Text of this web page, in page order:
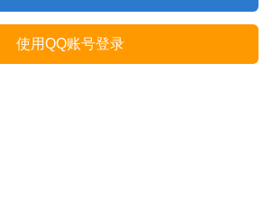
使用QQ账号登录